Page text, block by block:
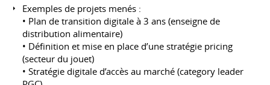
Exemples de projets menés :
• Plan de transition digitale à 3 ans (enseigne de
distribution alimentaire)
• Définition et mise en place d’une stratégie pricing
(secteur du jouet)
• Stratégie digitale d’accès au marché (category leader